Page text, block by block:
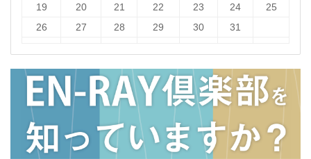
19
20 21 22 23 24
25
26
27 28 29 30 31